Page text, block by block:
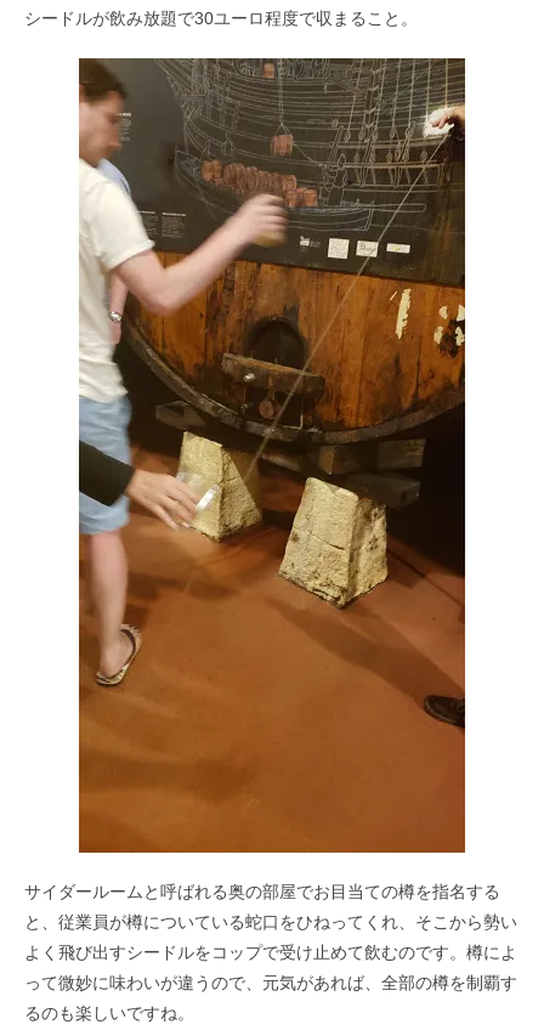
シードルが飲み放題で30ユーロ程度で収まること。
サイダールームと呼ばれる奥の部屋でお目当ての樽を指名する
と、従業員が樽についている蛇口をひねってくれ、そこから勢い
よく飛び出すシードルをコップで受け止めて飲むのです。樽によ
って微妙に味わいが違うので、元気があれば、全部の樽を制覇す
るのも楽しいですね。